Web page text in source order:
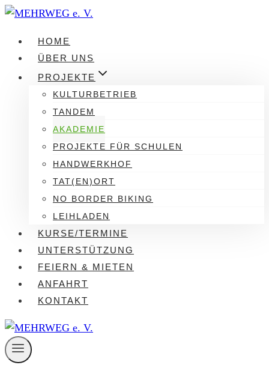
Zum
springenHOME
ÜBER UNS
PROJEKTE
KULTURBETRIEB
TANDEM
AKADEMIE
PROJEKTE FÜR SCHULEN
HANDWERKHOF
TAT(EN)ORT
NO BORDER BIKING
LEIHLADEN
KURSE/TERMINE
UNTERSTÜTZUNG
FEIERN & MIETEN
ANFAHRT
KONTAKT